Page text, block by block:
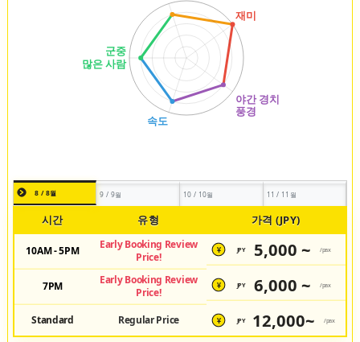
8 / 8월 9 / 9월 10 / 10월 11 / 11월
시간 유형 가격 (JPY)
10AM - 5PM
Early Booking Review
Price!
¥ JPY 5,000 ~ /pax
7PM
Early Booking Review
Price!
¥ JPY 6,000 ~ /pax
Standard Regular Price ¥ JPY 12,000~ /pax